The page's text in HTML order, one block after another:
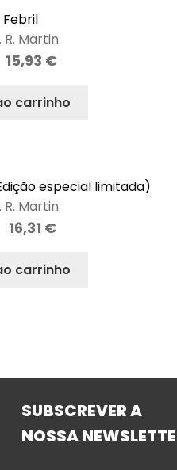
Febril
R. Martin
15,93 €
carrinho
especial limitada)
R. Martin
16,31 €
carrinho
SUBSCREVER A
NOSSA